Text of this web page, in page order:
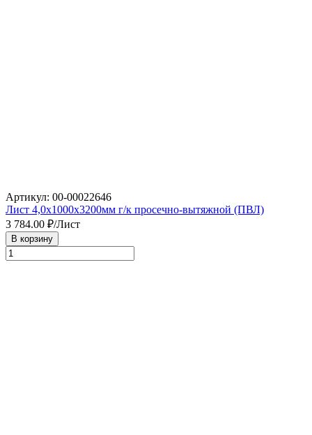
Артикул: 00-00022646
Лист 4,0х1000х3200мм г/к просечно-вытяжной (ПВЛ)
3 784.00 ₽/Лист
В корзину